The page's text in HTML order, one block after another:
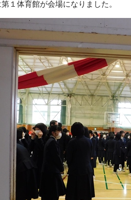
１体育館が会場になりました。